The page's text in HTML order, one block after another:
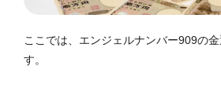
ここでは、エンジェルナンバー909の
す。